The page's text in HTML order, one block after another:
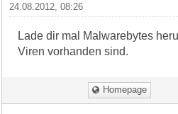
24.08.2012, 08:26
Lade dir mal Malwarebytes
Viren vorhanden sind.
Homepage